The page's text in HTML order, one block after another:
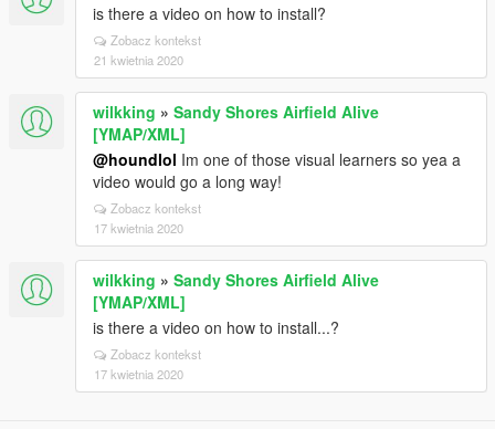
is there a video on how to install?
Zobacz kontekst
21 kwietnia 2020
wilkking » Sandy Shores Airfield Alive
[YMAP/XML]
@houndlol Im one of those visual learners so yea a
video would go a long way!
Zobacz kontekst
17 kwietnia 2020
wilkking » Sandy Shores Airfield Alive
[YMAP/XML]
is there a video on how to install...?
Zobacz kontekst
17 kwietnia 2020